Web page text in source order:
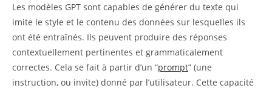
Les modèles GPT sont capables de générer du texte qui
imite le style et le contenu des données sur lesquelles ils
ont été entraînés. Ils peuvent produire des réponses
contextuellement pertinentes et grammaticalement
correctes. Cela se fait à partir d’un “prompt” (une
instruction, ou invite) donné par l’utilisateur. Cette capacité